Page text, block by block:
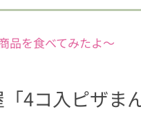
品を食べてみたよ〜
4コ入ピザまん